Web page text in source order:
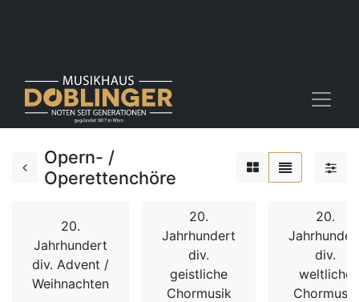
Opern- /
Operettenchöre
20.
Jahrhundert
div. Advent /
Weihnachten
20.
Jahrhundert
div.
geistliche
Chormusik
20.
div.
weltliche
Chormusik